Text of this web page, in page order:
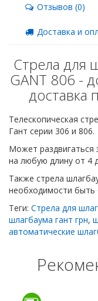
Отзывов (0)
Доставка и
Стрела для
GANT 806 -
доставка
Телескопическая
Гант серии 306 и 806.
Может раздвигаться
на любую длину от 4
Также стрела
необходимости быть
Теги: Стрела для
шлагбаума гант грн,
автоматические